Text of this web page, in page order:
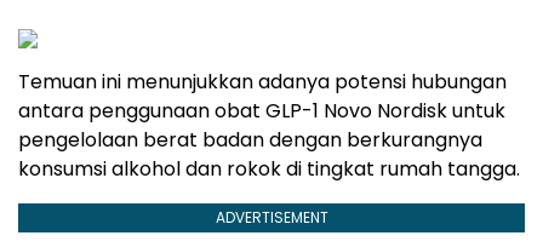
Temuan ini menunjukkan adanya potensi hubungan
antara penggunaan obat GLP-1 Novo Nordisk untuk
pengelolaan berat badan dengan berkurangnya
konsumsi alkohol dan rokok di tingkat rumah tangga.
ADVERTISEMENT